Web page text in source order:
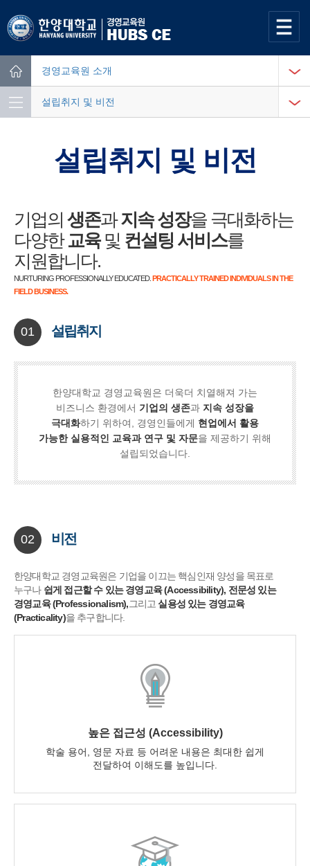
경영교육원 소개
설립취지 및 비전
설립취지 및 비전
기업의 생존과지속 성장을 극대화하는
다양한교육 및 컨설팅 서비스를
지원합니다.
NURTURING PROFESSIONALLY EDUCATED. PRACTICALLY TRAINED INDIVIDUALS IN THE
FIELD BUSINESS.
01 설립취지
한양대학교 경영교육원은 더욱더 치열해져 가는
비즈니스 환경에서 기업의 생존과 지속 성장을
극대화하기 위하여, 경영인들에게 현업에서 활용
가능한 실용적인 교육과 연구 및 자문을 제공하기 위해
설립되었습니다.
02 비전
한양대학교 경영교육원은 기업을 이끄는 핵심인재 양성을 목표로
누구나 쉽게 접근할 수 있는 경영교육 (Accessibility), 전문성 있는
경영교육 (Professionalism),그리고 실용성 있는 경영교육
(Practicality)을 추구합니다.
높은 접근성 (Accessibility)
학술 용어, 영문 자료 등 어려운 내용은 최대한 쉽게
전달하여 이해도를 높입니다.